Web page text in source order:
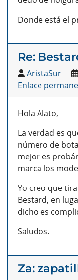
Donde está el
Re:
AristaSur
Enlace
Hola Alato,
La verdad es
número de
mejor es
marca los
Yo creo que
Bestard, en
dicho es
Saludos.
Za: